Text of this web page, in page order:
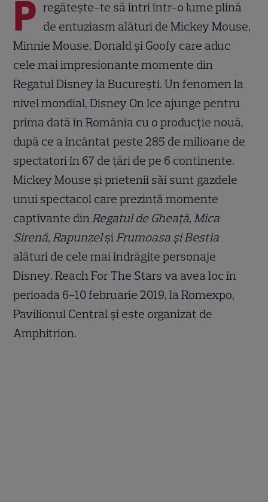
P regătește-te să intri într-o lume plină
de entuziasm alături de Mickey Mouse,
Minnie Mouse, Donald și Goofy care aduc
cele mai impresionante momente din
Regatul Disney la București. Un fenomen la
nivel mondial, Disney On Ice ajunge pentru
prima dată în România cu o producție nouă,
după ce a încântat peste 285 de milioane de
spectatori în 67 de țări de pe 6 continente.
Mickey Mouse și prietenii săi sunt gazdele
unui spectacol care prezintă momente
captivante din Regatul de Gheață, Mica
Sirenă, Rapunzelși Frumoasa și Bestia
alături de cele mai îndrăgite personaje
Disney.Reach For The Stars va avea loc în
perioada 6-10 februarie 2019, la Romexpo,
Pavilionul Central și este organizat de
Amphitrion.